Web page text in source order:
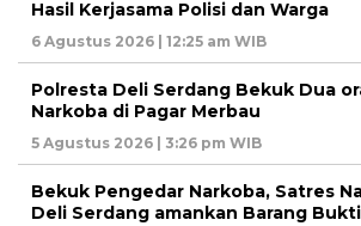
Hasil Kerjasama Polisi dan Warga
6 Agustus 2026 | 12:25 am WIB
Polresta Deli Serdang Bekuk Dua
Narkoba di Pagar Merbau
5 Agustus 2026 | 3:26 pm WIB
Bekuk Pengedar Narkoba, Satres
Deli Serdang amankan Barang Bukti